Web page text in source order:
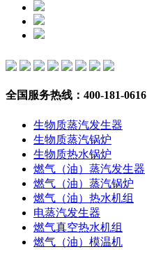
全国服务热线：400-181-0616
生物质蒸汽发生器
生物质蒸汽锅炉
生物质热水锅炉
燃气（油）蒸汽发生器
燃气（油）蒸汽锅炉
燃气（油）热水机组
电蒸汽发生器
燃气真空热水机组
燃气（油）模温机